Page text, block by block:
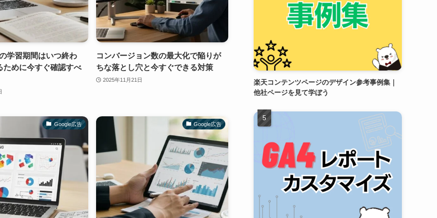
学習期間はいつ終わ
ために今すぐ確認すべ
コンバージョン数の最大化で陥りが
ちな落とし穴と今すぐできる対策
2025年11月21日
Google広告 Google広告
楽天コンテンツページのデザイン参考事例集｜
他社ページを見て学ぼう